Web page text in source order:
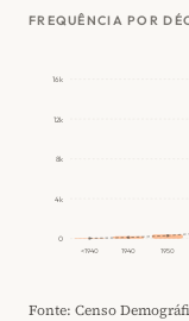
FREQUÊNCIA POR
0
4k
8k
12k
16k
<1940 1940 1950
Fonte: Censo